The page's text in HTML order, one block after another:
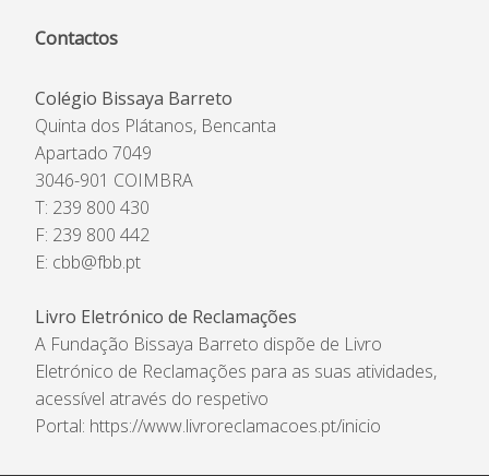
Contactos
Colégio Bissaya Barreto
Quinta dos Plátanos, Bencanta
Apartado 7049
3046-901 COIMBRA
T: 239 800 430
F: 239 800 442
E: cbb@fbb.pt
Livro Eletrónico de Reclamações
A Fundação Bissaya Barreto dispõe de Livro
Eletrónico de Reclamações para as suas atividades,
acessível através do respetivo
Portal: https://www.livroreclamacoes.pt/inicio